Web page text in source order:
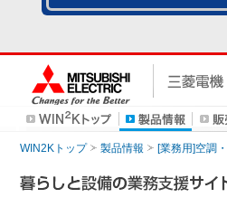
WIN2Kトップ 製品情報 [業務用]空調